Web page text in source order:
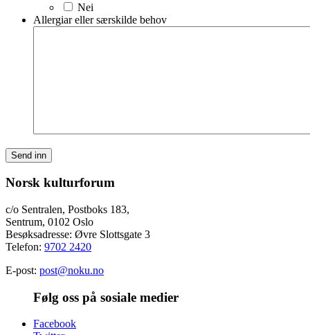
Nei
Allergiar eller særskilde behov
Send inn
Norsk kulturforum
c/o Sentralen, Postboks 183,
Sentrum, 0102 Oslo
Besøksadresse: Øvre Slottsgate 3
Telefon: 9702 2420
E-post: post@noku.no
Følg oss på sosiale medier
Facebook